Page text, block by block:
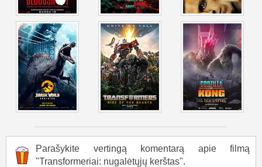
Parašykite vertingą komentarą apie filmą
"Transformeriai: nugalėtųjų kerštas".